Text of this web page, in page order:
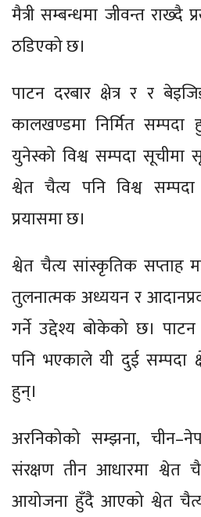
मैत्री सम्बन्धमा जीवन्त राख्दै
ठडिएको छ।
पाटन दरबार क्षेत्र र र
कालखण्डमा निर्मित सम्पदा
युनेस्को विश्व सम्पदा
श्वेत चैत्य पनि विश्व
प्रयासमा छ।
श्वेत चैत्य सांस्कृतिक सप्ताह
तुलनात्मक अध्ययन र
गर्ने उद्देश्य बोकेको छ।
पनि भएकाले यी दुई सम्पदा
हुन्।
अरनिकोको सम्झना,
संरक्षण तीन आधारमा श्वेत
आयोजना हुँदै आएको श्वेत